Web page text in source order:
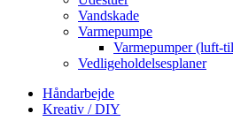
Vandskade
Varmepumpe
Varmepumper (luft-
Vedligeholdelsesplaner
Håndarbejde
Kreativ / DIY